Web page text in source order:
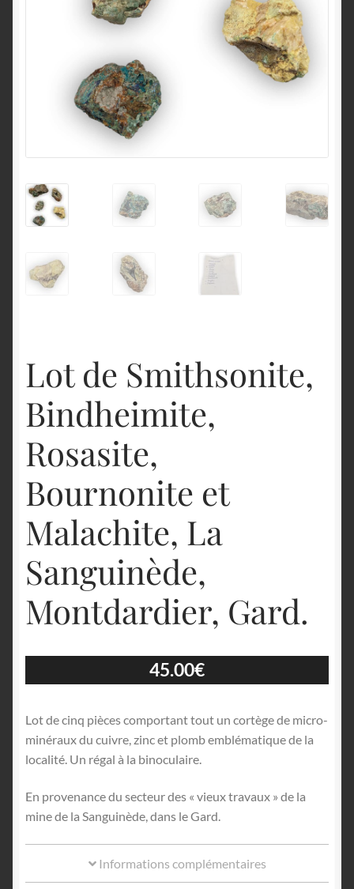
Lot de Smithsonite,
Bindheimite,
Rosasite,
Bournonite et
Malachite, La
Sanguinède,
Montdardier, Gard.
45.00€
Lot de cinq pièces comportant tout un cortège de micro-
minéraux du cuivre, zinc et plomb emblématique de la
localité. Un régal à la binoculaire.
En provenance du secteur des « vieux travaux » de la
mine de la Sanguinède, dans le Gard.
Informations complémentaires